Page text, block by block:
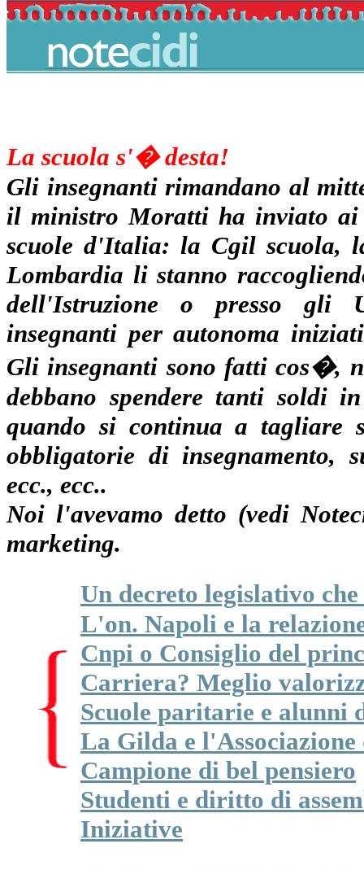
La scuola s'� desta!
Gli insegnanti rimandano al
il ministro Moratti ha inviato ai
scuole d'Italia: la Cgil scuola,
Lombardia li stanno
dell'Istruzione o presso gli
insegnanti per autonoma
Gli insegnanti sono fatti cos�,
debbano spendere tanti soldi
quando si continua a tagliare
obbligatorie di insegnamento,
ecc., ecc..
Noi l'avevamo detto (vedi
marketing.
Un decreto legislativo
L'on. Napoli e la
Cnpi o Consiglio del
Carriera? Meglio
Scuole paritarie e alunni
La Gilda e
Campione di bel pensiero
Studenti e diritto di
Iniziative